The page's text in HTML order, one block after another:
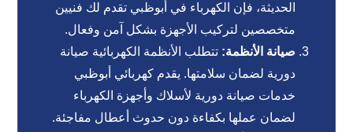
الحديثة، فإن الكهرباء في أبوظبي تقدم لك فنيين
متخصصين لتركيب الأجهزة بشكل آمن وفعال.
صيانة الأنظمة: تتطلب الأنظمة الكهربائية صيانة
دورية لضمان سلامتها. يقدم كهربائي أبوظبي
خدمات صيانة دورية لأسلاك وأجهزة الكهرباء
لضمان عملها بكفاءة دون حدوث أعطال مفاجئة.